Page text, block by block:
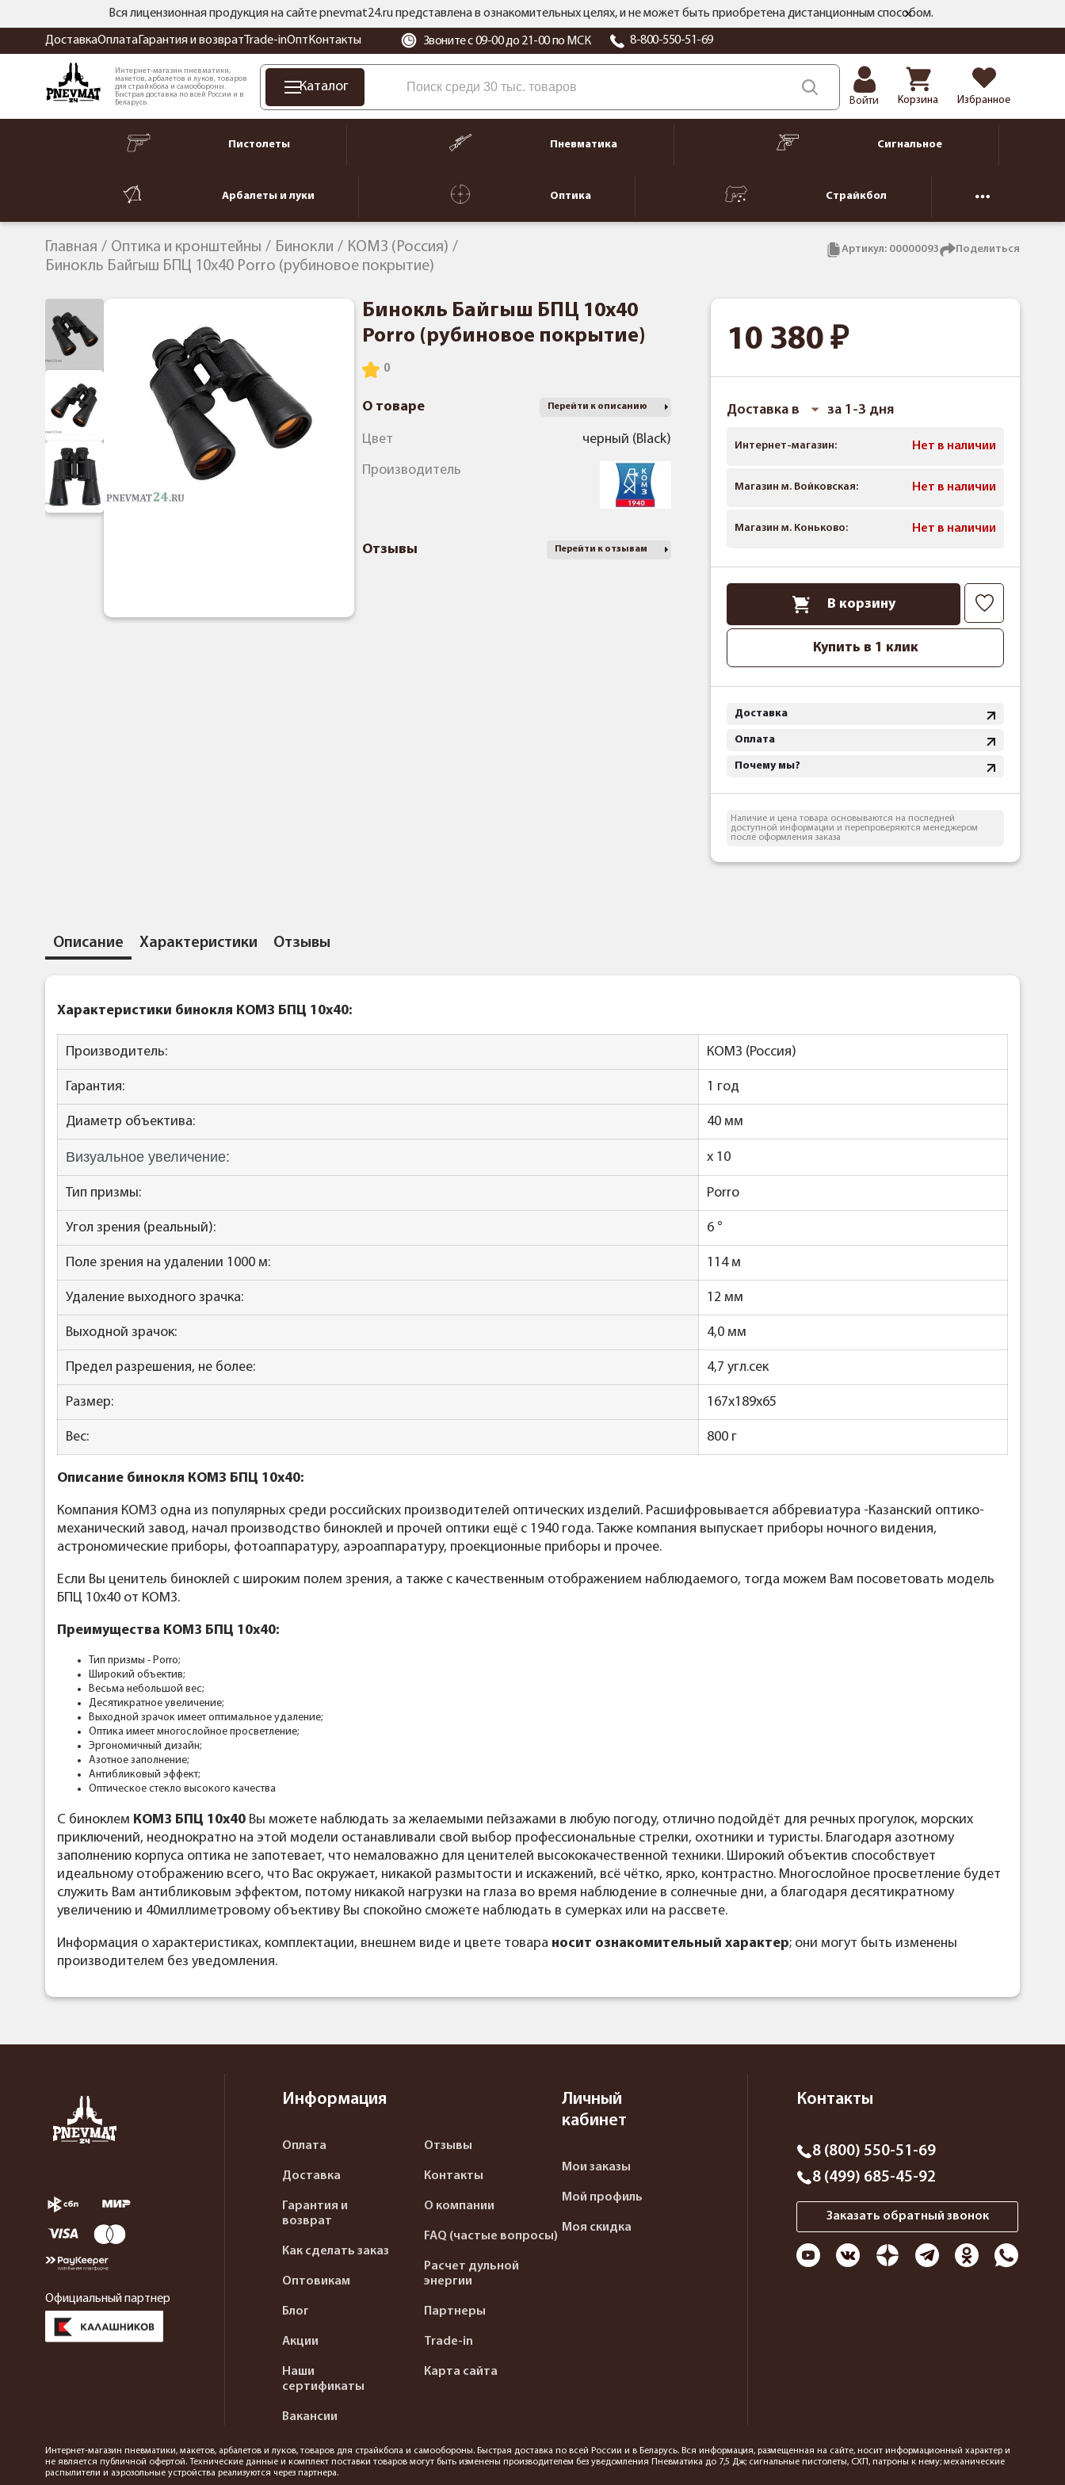
Вся лицензионная продукция на сайте pnevmat24.ru представлена в ознакомительных целях, и не может быть приобретена дистанционным способом.
ДоставкаОплата Гарантия и возврат Trade-inОпт Контакты Звоните с 09-00 до 21-00 по МСК 8-800-550-51-69
Интернет-магазин пневматики,
макетов, арбалетов и луков, товаров
для страйкбола и самообороны.
Быстрая доставка по всей России и в
Беларусь.
Каталог
Войти Корзина Избранное
Пистолеты Пневматика Сигнальное
Арбалеты и луки Оптика Страйкбол
Главная Оптика и кронштейны Бинокли
КОМЗ (Россия)
Бинокль Байгыш БПЦ 10x40 Porro (рубиновое покрытие)
Артикул: 00000093 Поделиться
Бинокль Байгыш БПЦ 10x40
Porro (рубиновое покрытие)
О товаре Перейти к описанию
Цвет черный (Black)
Производитель
Отзывы Перейти к отзывам
10 380
Доставка в за 1-3 дня
Интернет-магазин: Нет в наличии
Магазин м. Войковская: Нет в наличии
Магазин м. Коньково: Нет в наличии
В корзину
Купить в 1 клик
Доставка
Оплата
Почему мы?
Наличие и цена товара основываются на последней
доступной информации и перепроверяются менеджером
после оформления заказа
Описание Характеристики Отзывы
Характеристики бинокля КОМЗ БПЦ 10x40:
Производитель: КОМЗ (Россия)
Гарантия: 1 год
Диаметр объектива: 40 мм
Визуальное увеличение: x 10
Тип призмы: Porro
Угол зрения (реальный): 6 °
Поле зрения на удалении 1000 м: 114 м
Удаление выходного зрачка: 12 мм
Выходной зрачок: 4,0 мм
Предел разрешения, не более: 4,7 угл.сек
Размер: 167х189х65
Вес: 800 г
Описание бинокля КОМЗ БПЦ 10x40:
Компания КОМЗ одна из популярных среди российских производителей оптических изделий. Расшифровывается аббревиатура -Казанский оптико-
механический завод, начал производство биноклей и прочей оптики ещё с 1940 года. Также компания выпускает приборы ночного видения,
астрономические приборы, фотоаппаратуру, аэроаппаратуру, проекционные приборы и прочее.
Если Вы ценитель биноклей с широким полем зрения, а также с качественным отображением наблюдаемого, тогда можем Вам посоветовать модель
БПЦ 10х40 от КОМ3.
Преимущества КОМ3 БПЦ 10х40:
Тип призмы - Porro;
Широкий объектив;
Весьма небольшой вес;
Десятикратное увеличение;
Выходной зрачок имеет оптимальное удаление;
Оптика имеет многослойное просветление;
Эргономичный дизайн;
Азотное заполнение;
Антибликовый эффект;
Оптическое стекло высокого качества
С биноклем КОМ3 БПЦ 10х40 Вы можете наблюдать за желаемыми пейзажами в любую погоду, отлично подойдёт для речных прогулок, морских
приключений, неоднократно на этой модели останавливали свой выбор профессиональные стрелки, охотники и туристы. Благодаря азотному
заполнению корпуса оптика не запотевает, что немаловажно для ценителей высококачественной техники. Широкий объектив способствует
идеальному отображению всего, что Вас окружает, никакой размытости и искажений, всё чётко, ярко, контрастно. Многослойное просветление будет
служить Вам антибликовым эффектом, потому никакой нагрузки на глаза во время наблюдение в солнечные дни, а благодаря десятикратному
увеличению и 40миллиметровому объективу Вы спокойно сможете наблюдать в сумерках или на рассвете.
Информация о характеристиках, комплектации, внешнем виде и цвете товара носит ознакомительный характер; они могут быть изменены
производителем без уведомления.
Официальный партнер
Информация
Оплата
Доставка
Гарантия и
возврат
Как сделать заказ
Оптовикам
Блог
Акции
Наши
сертификаты
Вакансии
Отзывы
Контакты
О компании
FAQ (частые вопросы)
Расчет дульной
энергии
Партнеры
Trade-in
Карта сайта
Личный
кабинет
Мои заказы
Мой профиль
Моя скидка
Контакты
8 (800) 550-51-69
8 (499) 685-45-92
Заказать обратный звонок
Интернет-магазин пневматики, макетов, арбалетов и луков, товаров для страйкбола и самообороны. Быстрая доставка по всей России и в Беларусь. Вся информация, размещенная на сайте, носит информационный характер и
не является публичной офертой. Технические данные и комплект поставки товаров могут быть изменены производителем без уведомления Пневматика до 7,5 Дж; сигнальные пистолеты, СХП, патроны к нему; механические
распылители и аэрозольные устройства реализуются через партнера.